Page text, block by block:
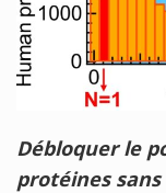
Débloquer le
protéines